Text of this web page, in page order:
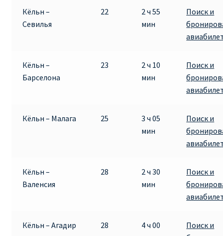
Кёльн –
Севилья
22
2 ч 55
мин
Поиск и
Кёльн –
Барселона
23
2 ч 10
мин
Поиск и
Кёльн – Малага 25
3 ч 05
мин
Поиск и
Кёльн –
Валенсия
28
2 ч 30
мин
Поиск и
Кёльн – Агадир 28
4 ч 00
Поиск и